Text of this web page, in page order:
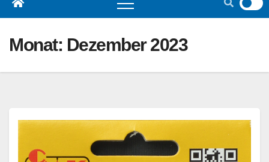
Monat: Dezember 2023